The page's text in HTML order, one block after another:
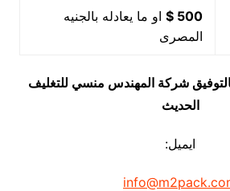
500 $
او ما يعادله بالجنيه
المصرى
بالتوفيق شركة المهندس منسي للتغليف
الحديث
ايميل: